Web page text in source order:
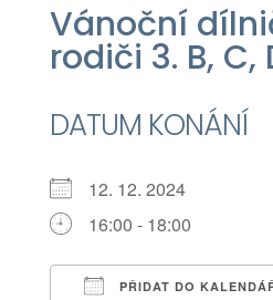
Vánoční
rodiči 3. B, C,
DATUM KONÁNÍ
12. 12. 2024
16:00 - 18:00
PŘIDAT DO